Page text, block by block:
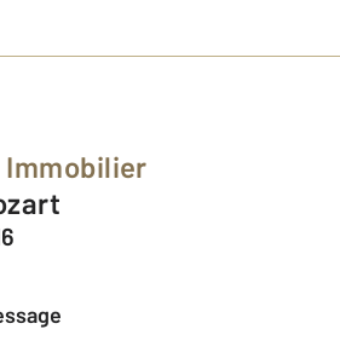
Immobilier